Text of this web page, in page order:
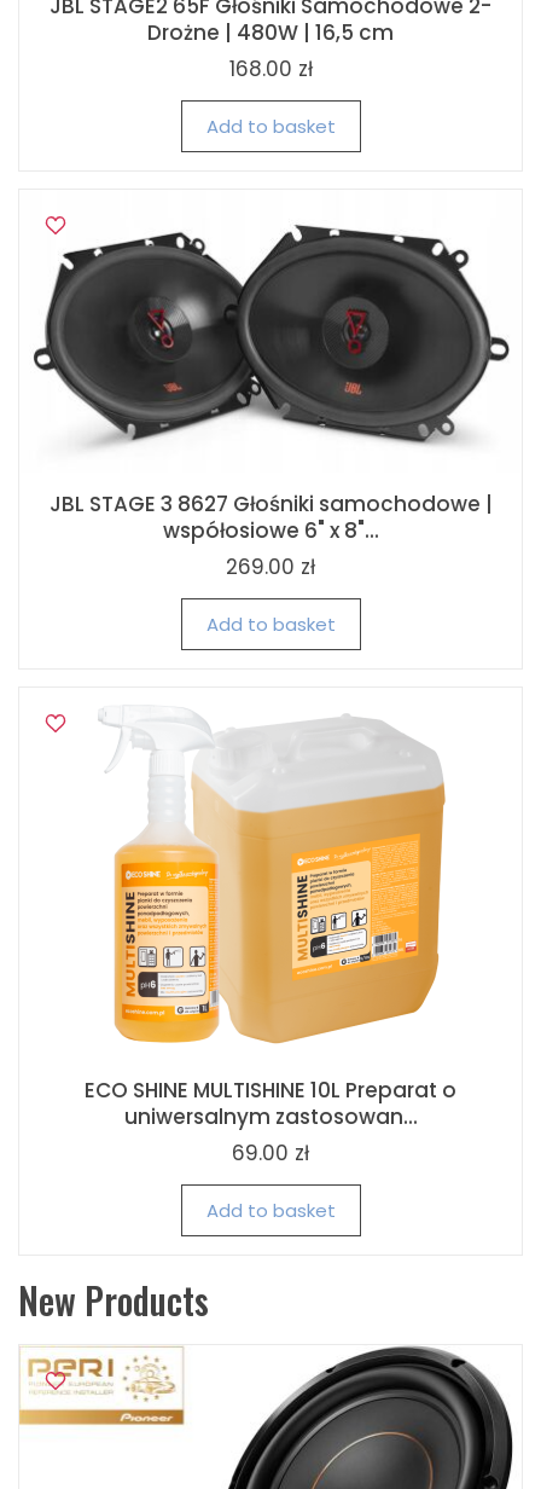
JBL STAGE2 65F Głośniki Samochodowe 2-
Drożne | 480W | 16,5 cm
168.00 zł
Add to basket
JBL STAGE 3 8627 Głośniki samochodowe |
współosiowe 6" x 8"...
269.00 zł
Add to basket
ECO SHINE MULTISHINE 10L Preparat o
uniwersalnym zastosowan...
69.00 zł
Add to basket
New Products